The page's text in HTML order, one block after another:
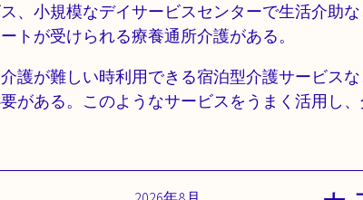
、小規模なデイサービスセンターで生活介助
トが受けられる療養通所介護がある。
護が難しい時利用できる宿泊型介護サービス
がある。このようなサービスをうまく活用し